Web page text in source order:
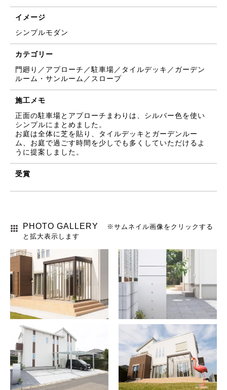
イメージ
シンプルモダン
カテゴリー
門廻り／アプローチ／駐車場／タイルデッキ／ガーデン
ルーム・サンルーム／スロープ
施工メモ
正面の駐車場とアプローチまわりは、シルバー色を使い
シンプルにまとめました。
お庭は全体に芝を貼り、タイルデッキとガーデンルー
ム、お庭で過ごす時間を少しでも多くしていただけるよ
うに提案しました。
受賞
PHOTO GALLERY
※サムネイル画像をクリックする
と拡大表示します